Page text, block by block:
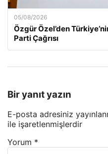
05/08/2026
Özgür Özel’den
Parti Çağrısı
Bir yanıt yazın
E-posta adresiniz
ile işaretlenmişlerdir
Yorum *